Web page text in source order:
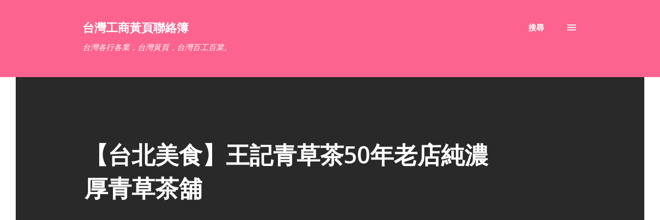
台灣工商黃頁聯絡簿
台灣各行各業，台灣黃頁，台灣百工百業。
搜尋
【台北美食】王記青草茶50年老店純濃
厚青草茶舖